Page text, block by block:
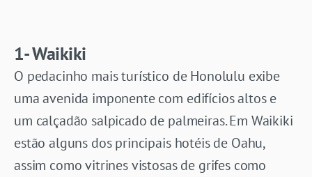
1- Waikiki
O pedacinho mais turístico de Honolulu exibe
uma avenida imponente com edifícios altos e
um calçadão salpicado de palmeiras. Em Waikiki
estão alguns dos principais hotéis de Oahu,
assim como vitrines vistosas de grifes como